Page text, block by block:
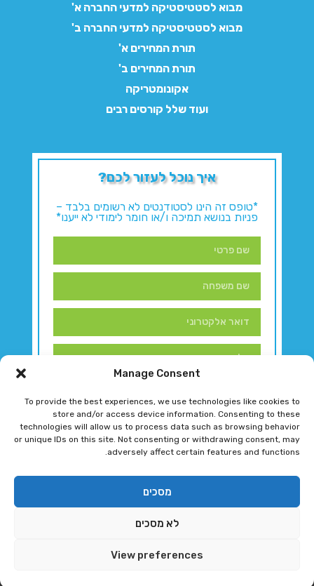
Manage Consent
To provide the best experiences, we use technologies like cookies to
store and/or access device information. Consenting to these
technologies will allow us to process data such as browsing behavior
or unique IDs on this site. Not consenting or withdrawing consent, may
adversely affect certain features and functions.
מסכים
לא מסכים
View preferences
מבוא לסטטיסטיקה למדעי החברה א'
מבוא לסטטיסטיקה למדעי החברה ב'
תורת המחירים א'
תורת המחירים ב'
אקונומטריקה
ועוד שלל קורסים רבים
איך נוכל לעזור לכם?
*טופס זה הינו לסטודנטים לא רשומים בלבד –
פניות בנושא תמיכה ו/או חומר לימודי לא ייענו*